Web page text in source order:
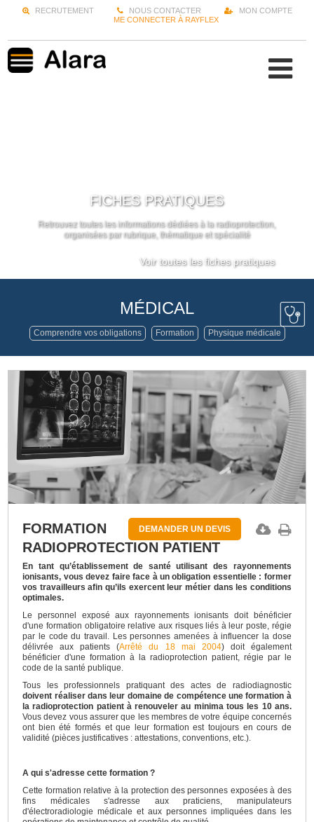
RECRUTEMENT NOUS CONTACTER
MON COMPTE
ME CONNECTER À RAYFLEX
FICHES PRATIQUES
Retrouvez toutes les informations dédiées à la radioprotection,
organisées par rubrique, thématique et spécialité
Voir toutes les fiches pratiques
MÉDICAL
Comprendre vos obligations Formation Physique médicale
DEMANDER UN DEVIS
FORMATION
RADIOPROTECTION PATIENT
En tant qu’établissement de santé utilisant des rayonnements
ionisants, vous devez faire face à un obligation essentielle : former
vos travailleurs afin qu’ils exercent leur métier dans les conditions
optimales.
Le personnel exposé aux rayonnements ionisants doit bénéficier
d'une formation obligatoire relative aux risques liés à leur poste, régie
par le code du travail. Les personnes amenées à influencer la dose
délivrée aux patients (Arrêté du 18 mai 2004) doit également
bénéficier d'une formation à la radioprotection patient, régie par le
code de la santé publique.
Tous les professionnels pratiquant des actes de radiodiagnostic
doivent réaliser dans leur domaine de compétence une formation à
la radioprotection patient à renouveler au minima tous les 10 ans.
Vous devez vous assurer que les membres de votre équipe concernés
ont bien été formés et que leur formation est toujours en cours de
validité (pièces justificatives : attestations, conventions, etc.).
A qui s'adresse cette formation ?
Cette formation relative à la protection des personnes exposées à des
fins médicales s'adresse aux praticiens, manipulateurs
d'électroradiologie médicale et aux personnes impliquées dans les